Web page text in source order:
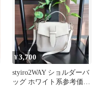
¥3,700
styiro2WAY ショルダーバ
ッグ ホワイト系参考価